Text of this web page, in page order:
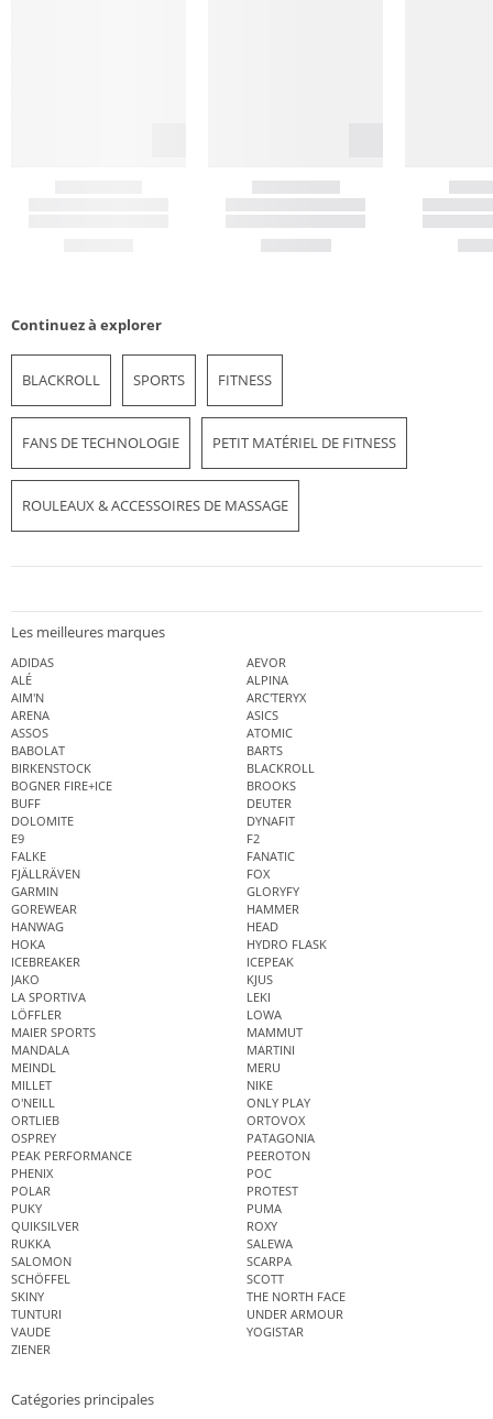
Continuez à explorer
BLACKROLL SPORTS FITNESS
FANS DE TECHNOLOGIE PETIT MATÉRIEL DE FITNESS
ROULEAUX & ACCESSOIRES DE MASSAGE
Les meilleures marques
ADIDAS
AEVOR
ALÉ
ALPINA
AIM'N
ARC'TERYX
ARENA
ASICS
ASSOS
ATOMIC
BABOLAT
BARTS
BIRKENSTOCK
BLACKROLL
BOGNER FIRE+ICE
BROOKS
BUFF
DEUTER
DOLOMITE
DYNAFIT
E9
F2
FALKE
FANATIC
FJÄLLRÄVEN
FOX
GARMIN
GLORYFY
GOREWEAR
HAMMER
HANWAG
HEAD
HOKA
HYDRO FLASK
ICEBREAKER
ICEPEAK
JAKO
KJUS
LA SPORTIVA
LEKI
LÖFFLER
LOWA
MAIER SPORTS
MAMMUT
MANDALA
MARTINI
MEINDL
MERU
MILLET
NIKE
O'NEILL
ONLY PLAY
ORTLIEB
ORTOVOX
OSPREY
PATAGONIA
PEAK PERFORMANCE
PEEROTON
PHENIX
POC
POLAR
PROTEST
PUKY
PUMA
QUIKSILVER
ROXY
RUKKA
SALEWA
SALOMON
SCARPA
SCHÖFFEL
SCOTT
SKINY
THE NORTH FACE
TUNTURI
UNDER ARMOUR
VAUDE
YOGISTAR
ZIENER
Catégories principales